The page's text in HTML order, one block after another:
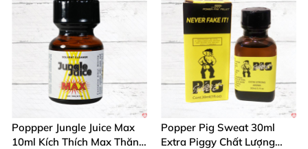
Poppper Jungle Juice Max
10ml Kích Thích Max Thăng
Popper Pig Sweat 30ml
Extra Piggy Chất Lượng